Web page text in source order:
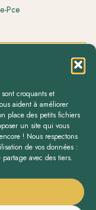
croquants et
aident à améliorer
place des petits fichiers
un site qui vous
! Nous respectons
de vos données :
avec des tiers.
Pce